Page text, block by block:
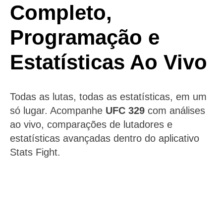
Completo,
Programação e
Estatísticas Ao Vivo
Todas as lutas, todas as estatísticas, em um
só lugar. Acompanhe UFC 329 com análises
ao vivo, comparações de lutadores e
estatísticas avançadas dentro do aplicativo
Stats Fight.